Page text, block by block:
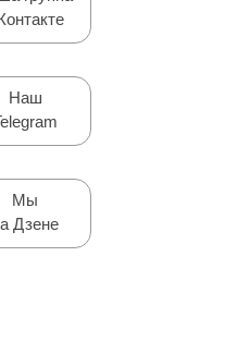
Наш
Мы
Дзене